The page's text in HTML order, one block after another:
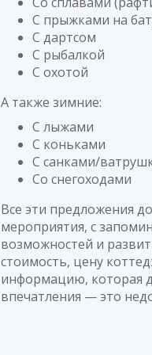
С прыжками на
С дартсом
С рыбалкой
С охотой
А также зимние:
С лыжами
С коньками
С санками/
Со снегоходами
Все эти предложения
мероприятия, с
возможностей и
стоимость, цену
информацию, которая
впечатления — это